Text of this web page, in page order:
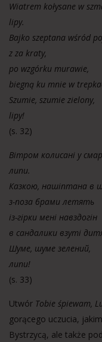
Wiatrem kołysane w
lipy.
Bajko szeptana wśród
z za kraty,
po wzgórku murawie,
biegną ku mnie w
Szumie, szumie zielony,
lipy!
(s. 32)
Вітром колисані у
липи.
Казкою, нашіптана в
з-поза брами летять
із-гірки мені навздогін
в сандалики взуті
Шуме, шуме зелений,
липи!
(s. 33)
Utwór Tobie śpiewam,
gorącego uczucia,
Bystrzycą, ale także